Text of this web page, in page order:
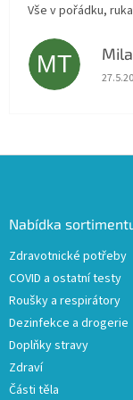
Vše v pořádku,
MT
Nabídka
Zdravotnické potřeby
COVID a ostatní testy
Roušky a respirátory
Dezinfekce a drogerie
Doplňky stravy
Zdraví
Části těla